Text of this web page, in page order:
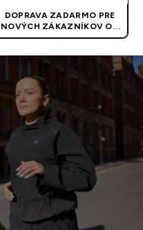
DOPRAVA ZADARMO PRE
NOVÝCH ZÁKAZNÍKOV OD
40 EUR| AKCIA SA APLIKUJE